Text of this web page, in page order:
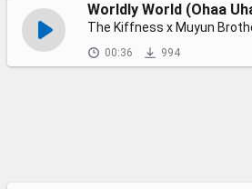
Worldly World (Ohaa
The Kiffness x Muyun
00:36 994